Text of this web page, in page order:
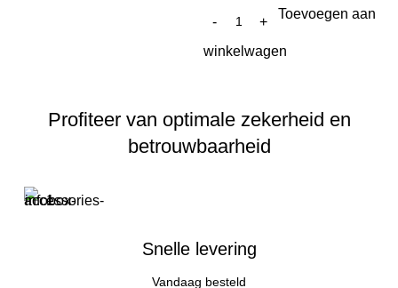
Toevoegen aan
winkelwagen
Profiteer van optimale zekerheid en
betrouwbaarheid
Snelle levering
Vandaag besteld